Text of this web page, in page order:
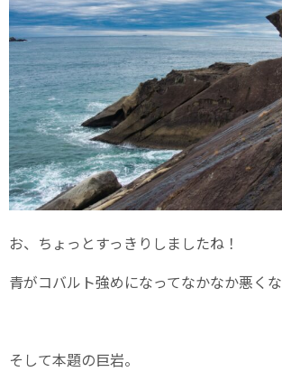
お、ちょっとすっきりしましたね！
青がコバルト強めになってなかなか悪くな
そして本題の巨岩。